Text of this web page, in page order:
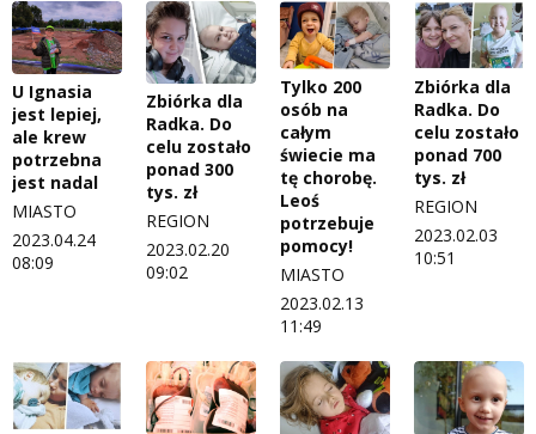
U Ignasia
jest lepiej,
ale krew
potrzebna
jest nadal
MIASTO
2023.04.24
08:09
Zbiórka dla
Radka. Do
celu zostało
ponad 300
tys. zł
REGION
2023.02.20
09:02
Tylko 200
osób na
całym
świecie ma
tę chorobę.
Leoś
potrzebuje
pomocy!
MIASTO
2023.02.13
11:49
Zbiórka dla
Radka. Do
celu zostało
ponad 700
tys. zł
REGION
2023.02.03
10:51